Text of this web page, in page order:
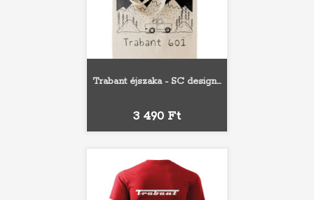
Trabant éjszaka - SC design...
Ár
3 490 Ft